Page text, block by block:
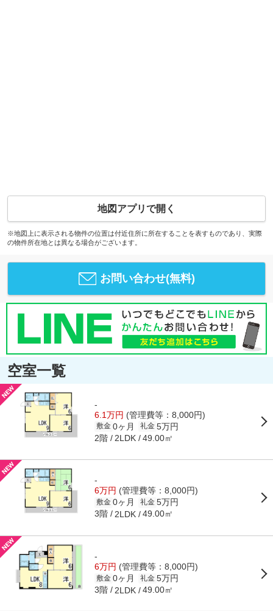
地図アプリで開く
※地図上に表示される物件の位置は付近住所に所在することを表すものであり、実際
の物件所在地とは異なる場合がございます。
お問い合わせ(無料)
空室一覧
-
6.1万円 (管理費等：8,000円)
敷金 0ヶ月 礼金 5万円
2階 2LDK 49.00㎡
-
6万円 (管理費等：8,000円)
敷金 0ヶ月 礼金 5万円
3階 2LDK 49.00㎡
-
6万円 (管理費等：8,000円)
敷金 0ヶ月 礼金 5万円
3階 2LDK 49.00㎡